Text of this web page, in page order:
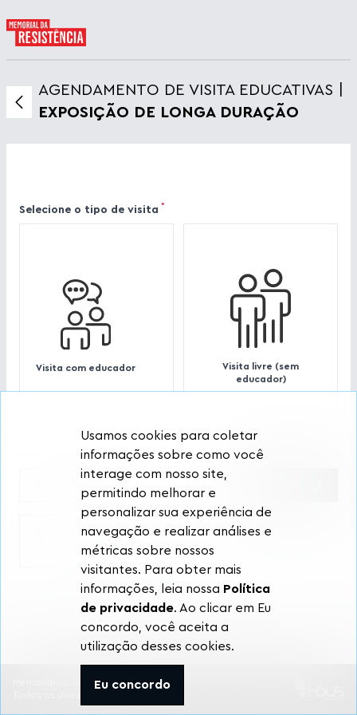
AGENDAMENTO DE VISITA EDUCATIVAS |
EXPOSIÇÃO DE LONGA DURAÇÃO
Selecione o tipo de visita *
Visita com educador
Visita livre (sem
educador)
Voltar para a
Home
Memorial da Resistência 2026 -
Usamos cookies para coletar
informações sobre como você
interage com nosso site,
permitindo melhorar e
personalizar sua experiência de
navegação e realizar análises e
métricas sobre nossos
visitantes. Para obter mais
informações, leia nossa Política
de privacidade. Ao clicar em Eu
concordo, você aceita a
utilização desses cookies.
Eu concordo